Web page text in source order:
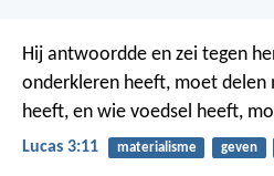
Hij antwoordde en zei tegen
onderkleren heeft, moet delen
heeft, en wie voedsel heeft,
Lucas 3:11 materialisme geven